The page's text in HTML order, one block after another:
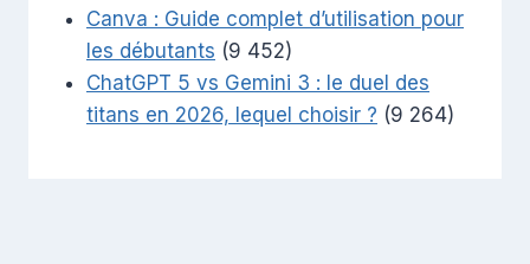
Canva : Guide complet d’utilisation pour
les débutants (9 452)
ChatGPT 5 vs Gemini 3 : le duel des
titans en 2026, lequel choisir ? (9 264)